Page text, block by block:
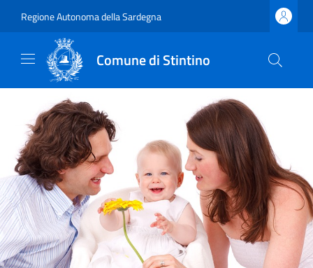
Regione Autonoma della Sardegna
Comune di Stintino